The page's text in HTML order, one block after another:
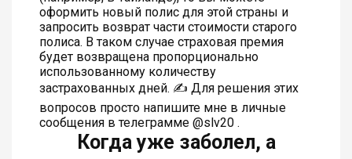
оформить новый полис для этой страны и
запросить возврат части стоимости старого
полиса. В таком случае страховая премия
будет возвращена пропорционально
использованному количеству
застрахованных дней. ✍ Для решения этих
вопросов просто напишите мне в личные
сообщения в телеграмме @slv20 .
Когда уже заболел, а